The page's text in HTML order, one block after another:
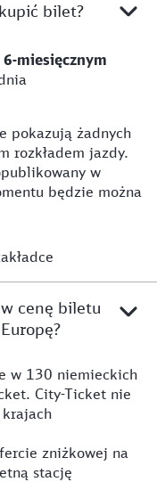
bilet?
6-miesięcznym
pokazują żadnych
rozkładem jazdy.
w
będzie można
cenę biletu
w 130 niemieckich
City-Ticket nie
zniżkowej na
stację